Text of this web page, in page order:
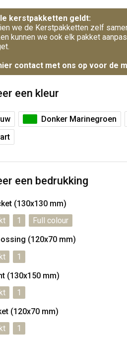
kerstpakketten geldt:
we de Kerstpakketten zelf
kunnen we ook elk pakket
contact met ons op voor de
een kleur
Donker Marinegroen
een bedrukking
(130x130 mm)
1
Full colour
(120x70 mm)
1
(130x150 mm)
1
(120x70 mm)
1